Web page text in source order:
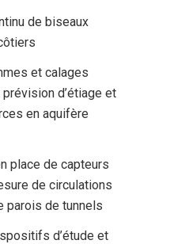
de biseaux
et calages
d’étiage et
en aquifère
place de capteurs
de circulations
parois de tunnels
d’étude et